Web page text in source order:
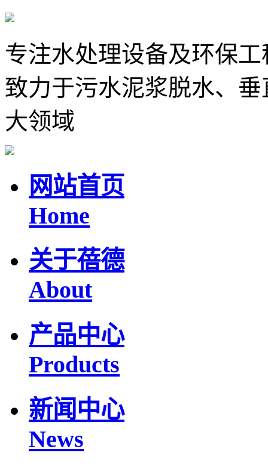
专注水处理设备及环保工
致力于污水泥浆脱水、
大领域
网站首页
Home
关于蓓德
About
产品中心
Products
新闻中心
News